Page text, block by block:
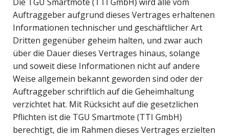
Auftraggeber aufgrund dieses Vertrages erhaltenen
Informationen technischer und geschäftlicher Art
Dritten gegenüber geheim halten, und zwar auch
über die Dauer dieses Vertrages hinaus, solange
und soweit diese Informationen nicht auf andere
Weise allgemein bekannt geworden sind oder der
Auftraggeber schriftlich auf die Geheimhaltung
verzichtet hat. Mit Rücksicht auf die gesetzlichen
Pflichten ist die TGU Smartmote (TTI GmbH)
berechtigt, die im Rahmen dieses Vertrages erzielten